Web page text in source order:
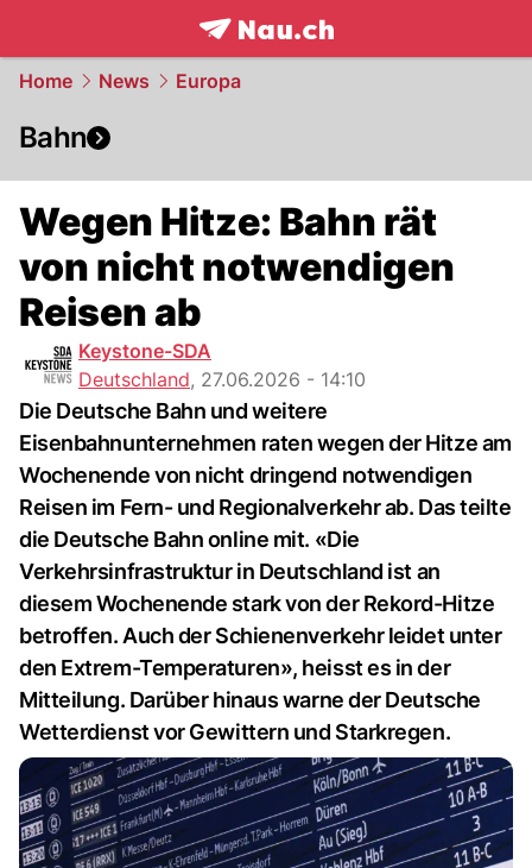
frontpage.NAU.ch
Home News Europa
Bahn
Wegen Hitze: Bahn rät
von nicht notwendigen
Reisen ab
Keystone-SDA
Deutschland, 27.06.2026 - 14:10
Die Deutsche Bahn und weitere
Eisenbahnunternehmen raten wegen der Hitze am
Wochenende von nicht dringend notwendigen
Reisen im Fern- und Regionalverkehr ab. Das teilte
die Deutsche Bahn online mit. «Die
Verkehrsinfrastruktur in Deutschland ist an
diesem Wochenende stark von der Rekord-Hitze
betroffen. Auch der Schienenverkehr leidet unter
den Extrem-Temperaturen», heisst es in der
Mitteilung. Darüber hinaus warne der Deutsche
Wetterdienst vor Gewittern und Starkregen.